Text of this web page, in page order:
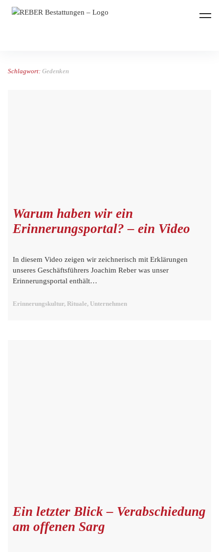
REBER Bestattungen
Schlagwort: Gedenken
Warum haben wir ein
Erinnerungsportal? – ein Video
In diesem Video zeigen wir zeichnerisch mit Erklärungen
unseres Geschäftsführers Joachim Reber was unser
Erinnerungsportal enthält…
Erinnerungskultur, Rituale, Unternehmen
Ein letzter Blick – Verabschiedung
am offenen Sarg